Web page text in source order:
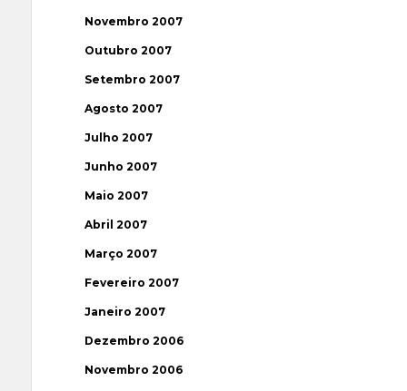
Novembro 2007
Outubro 2007
Setembro 2007
Agosto 2007
Julho 2007
Junho 2007
Maio 2007
Abril 2007
Março 2007
Fevereiro 2007
Janeiro 2007
Dezembro 2006
Novembro 2006